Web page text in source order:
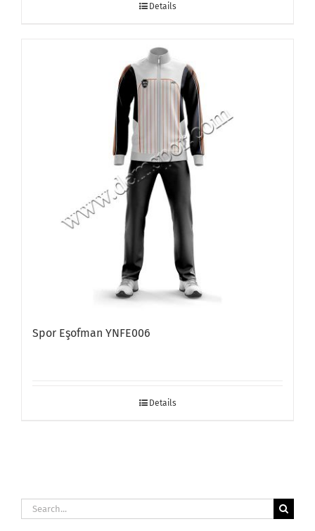
Details
Spor Eşofman YNFE006
Details
Search
for: